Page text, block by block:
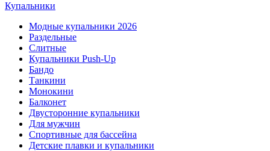
Купальники
Модные купальники 2026
Раздельные
Слитные
Купальники Push-Up
Бандо
Танкини
Монокини
Балконет
Двусторонние купальники
Для мужчин
Спортивные для бассейна
Детские плавки и купальники